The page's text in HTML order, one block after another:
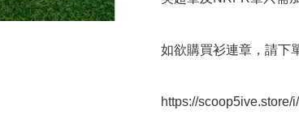
如欲購買衫連章，請下
https://scoop5ive.store/